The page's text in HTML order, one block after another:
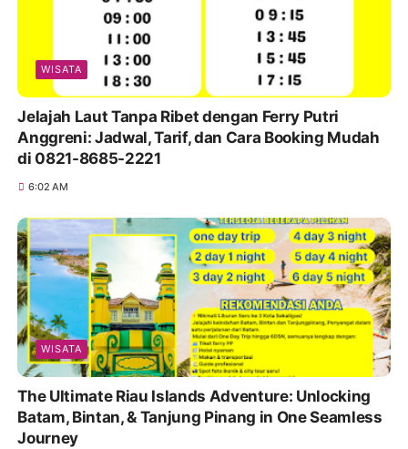
WISATA
Jelajah Laut Tanpa Ribet dengan Ferry Putri
Anggreni: Jadwal, Tarif, dan Cara Booking Mudah
di 0821-8685-2221
6:02 AM
WISATA
The Ultimate Riau Islands Adventure: Unlocking
Batam, Bintan, & Tanjung Pinang in One Seamless
Journey